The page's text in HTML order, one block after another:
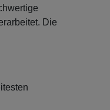
Die